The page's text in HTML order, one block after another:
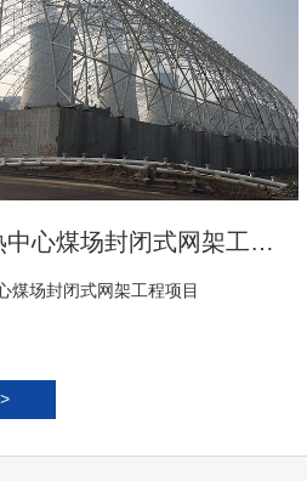
中心煤场封闭式网架工…
煤场封闭式网架工程项目